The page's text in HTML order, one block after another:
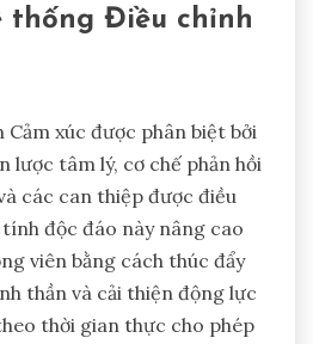
thống Điều chỉnh
xúc được phân biệt bởi
lược tâm lý, cơ chế phản hồi
các can thiệp được điều
độc đáo này nâng cao
viên bằng cách thúc đẩy
thần và cải thiện động lực
thời gian thực cho phép